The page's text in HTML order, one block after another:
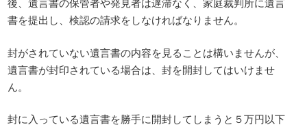
書を提出し、検認の請求をしなければなりません。
封がされていない遺言書の内容を見ることは構いませんが、
遺言書が封印されている場合は、封を開封してはいけませ
ん。
封に入っている遺言書を勝手に開封してしまうと５万円以下